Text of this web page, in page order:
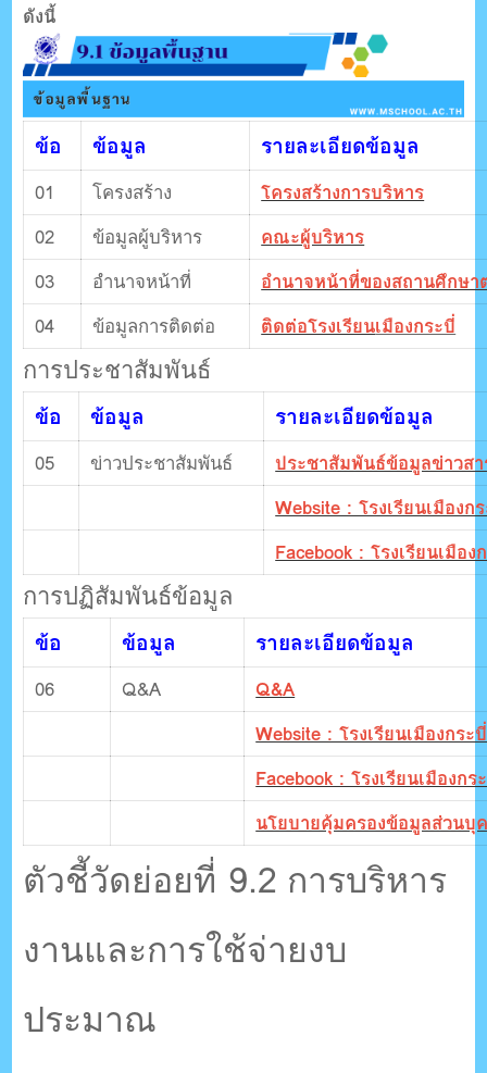
ดังนี้
ข้อ ข้อมูล รายละเอียดข้อมูล
01 โครงสร้าง
โครงสร้างการบริหาร
02
ข้อมูลผู้บริหาร
คณะผู้บริหาร
03
อำนาจหน้าที่
อำนาจหน้าที่ของสถานศึกษ
04
ข้อมูลการติดต่อ ติดต่อโรงเรียนเมืองกระบี่
การประชาสัมพันธ์
ข้อ ข้อมูล รายละเอียดข้อมูล
05 ข่าวประชาสัมพันธ์
ประชาสัมพันธ์ข้อมูลข่าวสา
Website : โรงเรียนเมืองก
Facebook : โรงเรียนเมือง
การปฏิสัมพันธ์ข้อมูล
ข้อ ข้อมูล รายละเอียดข้อมูล
06 Q&A
Q&A
Website : โรงเรียนเมืองกระบี่
Facebook : โรงเรียนเมืองกร
นโยบายคุ้มครองข้อมูลส่วนบุ
ตัวชี้วัดย่อยที่ 9.2 การบริหาร
งานและการใช้จ่ายงบ
ประมาณ